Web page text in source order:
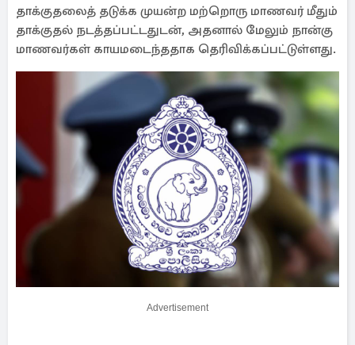
தாக்குதலைத் தடுக்க முயன்ற மற்றொரு மாணவர் மீதும்
தாக்குதல் நடத்தப்பட்டதுடன், அதனால் மேலும் நான்கு
மாணவர்கள் காயமடைந்ததாக தெரிவிக்கப்பட்டுள்ளது.
Advertisement